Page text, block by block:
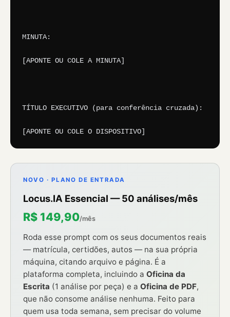
MINUTA:
[APONTE OU COLE A MINUTA]
TÍTULO EXECUTIVO (para conferência cruzada):
[APONTE OU COLE O DISPOSITIVO]
NOVO · PLANO DE ENTRADA
Locus.IA Essencial — 50 análises/mês
R$ 149,90/mês
Roda esse prompt com os seus documentos reais
— matrícula, certidões, autos — na sua própria
máquina, citando arquivo e página. É a
plataforma completa, incluindo a Oficina da
Escrita (1 análise por peça) e a Oficina de PDF,
que não consome análise nenhuma. Feito para
quem usa toda semana, sem precisar do volume